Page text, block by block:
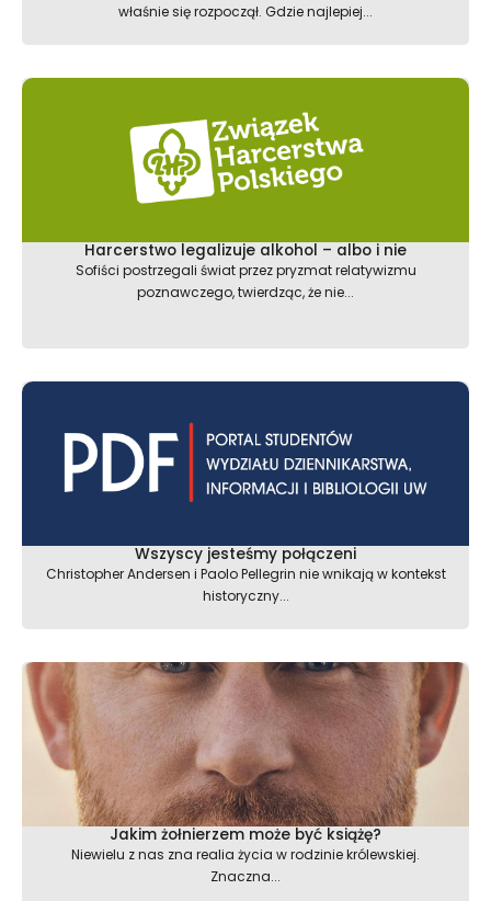
właśnie się rozpoczął. Gdzie najlepiej...
Harcerstwo legalizuje alkohol – albo i nie
Sofiści postrzegali świat przez pryzmat relatywizmu
poznawczego, twierdząc, że nie...
Wszyscy jesteśmy połączeni
Christopher Andersen i Paolo Pellegrin nie wnikają w kontekst
historyczny...
Jakim żołnierzem może być książę?
Niewielu z nas zna realia życia w rodzinie królewskiej.
Znaczna...